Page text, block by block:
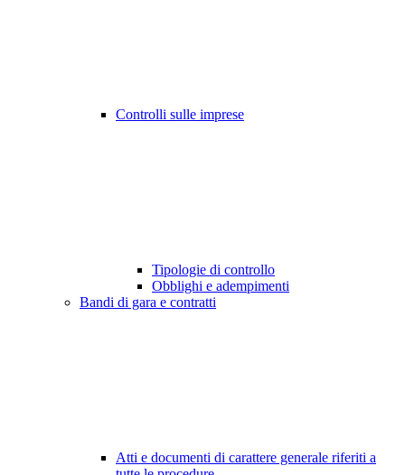
Controlli sulle imprese
Tipologie di controllo
Obblighi e adempimenti
Bandi di gara e contratti
Atti e documenti di carattere generale riferiti a